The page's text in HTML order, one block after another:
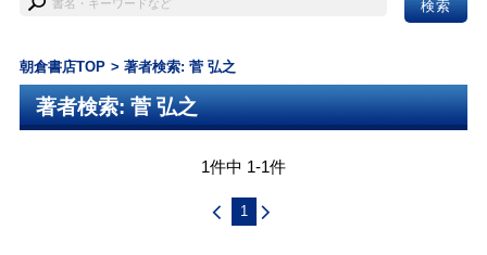
朝倉書店TOP 著者検索: 菅 弘之
著者検索: 菅 弘之
1件中 1-1件
1